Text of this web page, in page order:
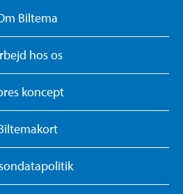
Biltema
hos os
koncept